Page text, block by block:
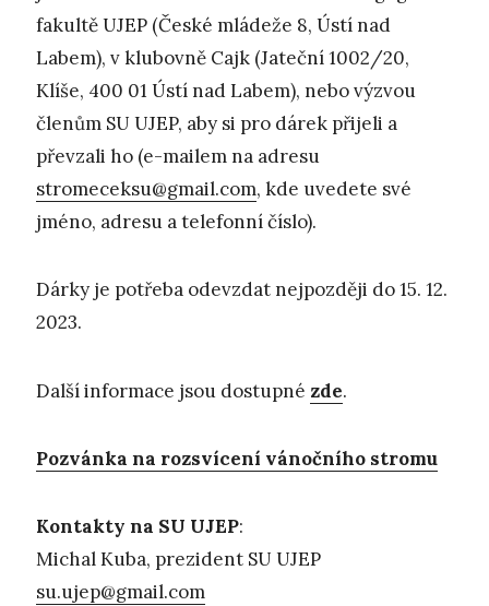
fakultě UJEP (České mládeže 8, Ústí nad
Labem), v klubovně Cajk (Jateční 1002/20,
Klíše, 400 01 Ústí nad Labem), nebo výzvou
členům SU UJEP, aby si pro dárek přijeli a
převzali ho (e-mailem na adresu
stromeceksu@gmail.com, kde uvedete své
jméno, adresu a telefonní číslo).
Dárky je potřeba odevzdat nejpozději do 15. 12.
2023.
Další informace jsou dostupné zde.
Pozvánka na rozsvícení vánočního stromu
Kontakty na SU UJEP:
Michal Kuba, prezident SU UJEP
su.ujep@gmail.com